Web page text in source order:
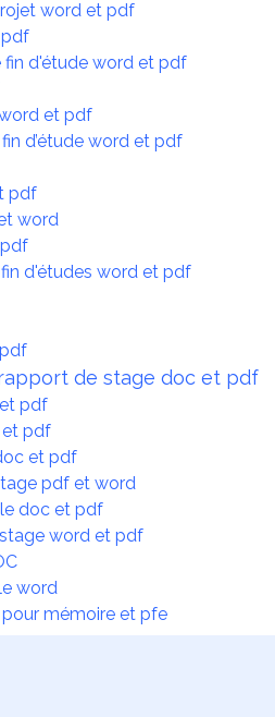
word et pdf
fin d'étude word et pdf
et pdf
d’étude word et pdf
pdf
word
d'études word et pdf
de stage doc et pdf
pdf
et pdf
et pdf
pdf et word
doc et pdf
word et pdf
word
mémoire et pfe